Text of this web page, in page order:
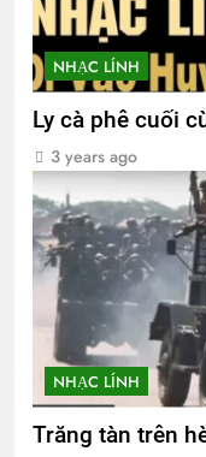
NHẠC LÍNH
Ly cà phê cuối
3 years ago
NHẠC LÍNH
Trăng tàn trên